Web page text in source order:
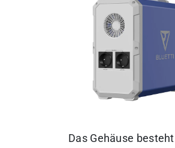
Das Gehäuse